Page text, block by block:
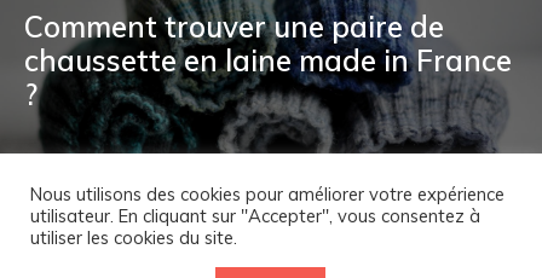
Comment trouver une paire de
chaussette en laine made in France
?
Mentions Légales Contact
La Tour Genoise. Tous droits réservés.
Nous utilisons des cookies pour améliorer votre expérience
utilisateur. En cliquant sur "Accepter", vous consentez à
utiliser les cookies du site.